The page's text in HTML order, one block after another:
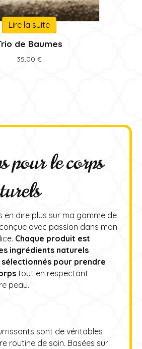
Lire la suite
de Baumes
35,00 €
pour le corps
en dire plus sur ma gamme de
avec passion dans mon
Chaque produit est
ingrédients naturels
pour prendre
tout en respectant
peau.
sont de véritables
routine de soin. Basées sur